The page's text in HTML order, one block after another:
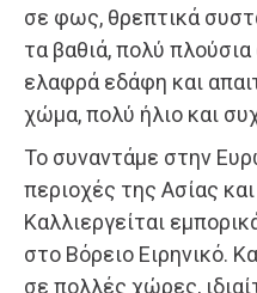
σε φως, θρεπτικά
τα βαθιά, πολύ
ελαφρά εδάφη και
χώμα, πολύ ήλιο και
Το συναντάμε στην
περιοχές της Ασίας
Καλλιεργείται
στο Βόρειο Ειρηνικό.
σε πολλές χώρες,